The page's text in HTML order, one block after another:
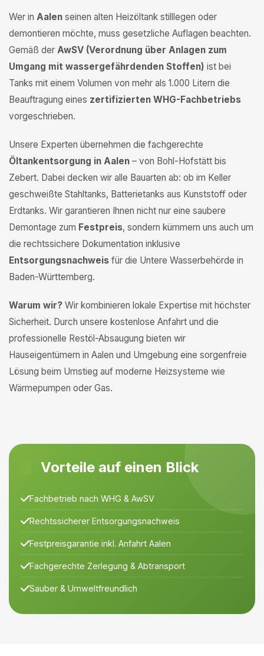
Wer in Aalen seinen alten Heizöltank stilllegen oder
demontieren möchte, muss gesetzliche Auflagen beachten.
Gemäß der AwSV (Verordnung über Anlagen zum
Umgang mit wassergefährdenden Stoffen) ist bei
Tanks mit einem Volumen von mehr als 1.000 Litern die
Beauftragung eines zertifizierten WHG-Fachbetriebs
vorgeschrieben.
Unsere Experten übernehmen die fachgerechte
Öltankentsorgung in Aalen – von Bohl-Hofstätt bis
Zebert. Dabei decken wir alle Bauarten ab: ob im Keller
geschweißte Stahltanks, Batterietanks aus Kunststoff oder
Erdtanks. Wir garantieren Ihnen nicht nur eine saubere
Demontage zum Festpreis, sondern kümmern uns auch um
die rechtssichere Dokumentation inklusive
Entsorgungsnachweis für die Untere Wasserbehörde in
Baden-Württemberg.
Warum wir? Wir kombinieren lokale Expertise mit höchster
Sicherheit. Durch unsere kostenlose Anfahrt und die
professionelle Restöl-Absaugung bieten wir
Hauseigentümern in Aalen und Umgebung eine sorgenfreie
Lösung beim Umstieg auf moderne Heizsysteme wie
Wärmepumpen oder Gas.
Vorteile auf einen Blick
Fachbetrieb nach WHG & AwSV
Rechtssicherer Entsorgungsnachweis
Festpreisgarantie inkl. Anfahrt Aalen
Fachgerechte Zerlegung & Abtransport
Sauber & Umweltfreundlich